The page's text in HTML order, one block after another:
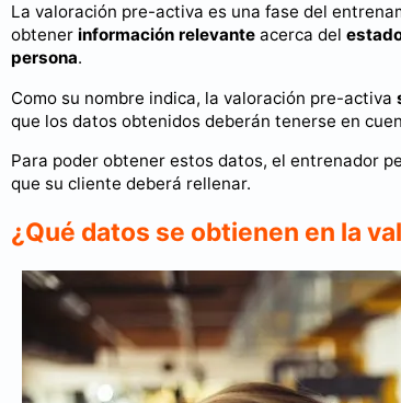
La valoración pre-activa es una fase del
obtener información relevante acerca del
persona.
Como su nombre indica, la valoración pre-activa
que los datos obtenidos deberán tenerse en
Para poder obtener estos datos, el entrenador
que su cliente deberá rellenar.
¿Qué datos se obtienen en la